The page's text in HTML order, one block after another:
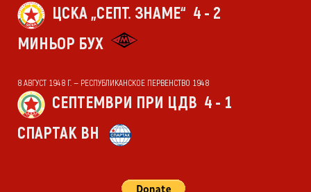
ЦСКА „СЕПТ. ЗНАМЕ“ 4 - 2
МИНЬОР БУХ
8 АВГУСТ 1948 Г. — РЕСПУБЛИКАНСКОЕ ПЕРВЕНСТВО 1948
СЕПТЕМВРИ ПРИ ЦДВ 4 - 1
СПАРТАК ВН